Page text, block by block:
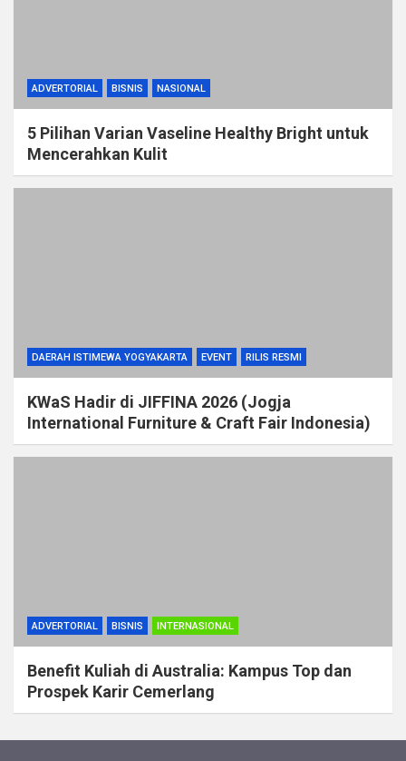
ADVERTORIAL BISNIS NASIONAL
5 Pilihan Varian Vaseline Healthy Bright untuk
Mencerahkan Kulit
DAERAH ISTIMEWA YOGYAKARTA EVENT RILIS RESMI
KWaS Hadir di JIFFINA 2026 (Jogja
International Furniture & Craft Fair Indonesia)
ADVERTORIAL BISNIS INTERNASIONAL
Benefit Kuliah di Australia: Kampus Top dan
Prospek Karir Cemerlang